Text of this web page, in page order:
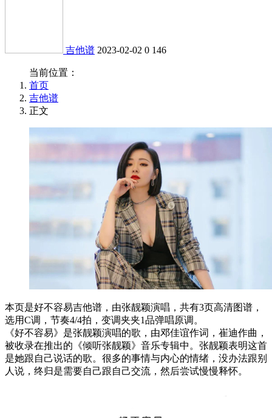
吉他谱 2023-02-02 0 146
当前位置：
首页
吉他谱
正文
本页是好不容易吉他谱，由张靓颖演唱，共有3页高清图谱，
选用C调，节奏4/4拍，变调夹夹1品弹唱原调。
《好不容易》是张靓颖演唱的歌，由邓佳谊作词，崔迪作曲，
被收录在推出的《倾听张靓颖》音乐专辑中。张靓颖表明这首
是她跟自己说话的歌。很多的事情与内心的情绪，没办法跟别
人说，终归是需要自己跟自己交流，然后尝试慢慢释怀。